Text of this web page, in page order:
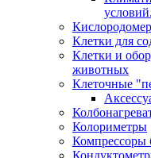
Клетки для
Клетки и
животных
Клеточные
Колориметры
Компрессоры